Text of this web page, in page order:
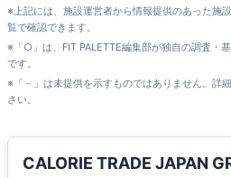
※上記には、施設運営者から情報提供のあった施
覧で確認できます。
※「○」は、FIT PALETTE編集部が独自の調査・
です。
※「－」は未提供を示すものではありません。詳
さい。
CALORIE TRADE JAPAN